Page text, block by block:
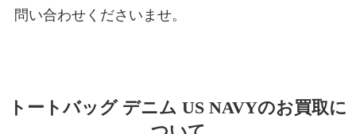
問い合わせくださいませ。
トートバッグ デニム US NAVYのお買取に